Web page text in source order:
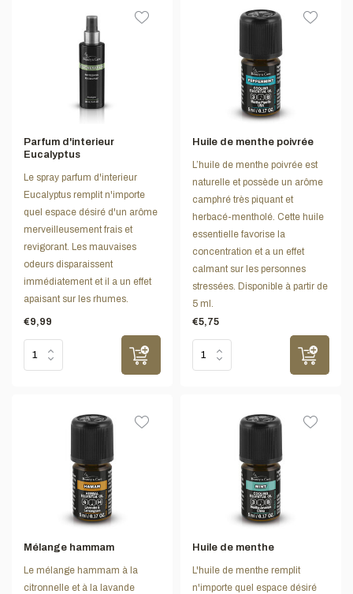
Parfum d'interieur
Eucalyptus
Le spray parfum d'interieur
Eucalyptus remplit n'importe
quel espace désiré d'un arôme
merveilleusement frais et
revigorant. Les mauvaises
odeurs disparaissent
immédiatement et il a un effet
apaisant sur les rhumes.
€9,99
Huile de menthe poivrée
L’huile de menthe poivrée est
naturelle et possède un arôme
camphré très piquant et
herbacé-mentholé. Cette huile
essentielle favorise la
concentration et a un effet
calmant sur les personnes
stressées. Disponible à partir de
5 ml.
€5,75
Mélange hammam
Le mélange hammam à la
citronnelle et à la lavande
Huile de menthe
L'huile de menthe remplit
n'importe quel espace désiré